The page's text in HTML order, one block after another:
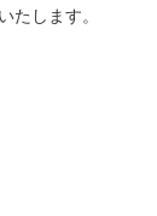
たします。